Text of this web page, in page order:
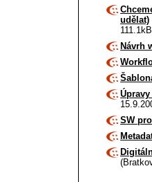
udělat)
Návrh
SW